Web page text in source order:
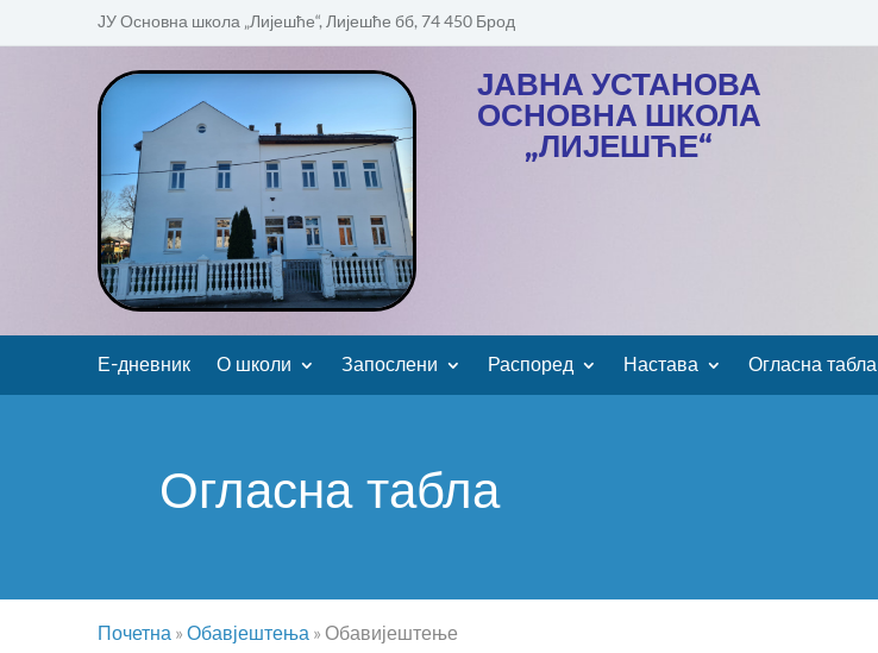
ЈУ Основна школа „Лијешће“, Лијешће бб, 74 450 Брод
ЈАВНА УСТАНОВА
ОСНОВНА ШКОЛА
„ЛИЈЕШЋЕ“
Е-дневник О школи Запослени Распоред Настава Огласна табла
Огласна табла
Почетна » Обавјештења » Обавијештење